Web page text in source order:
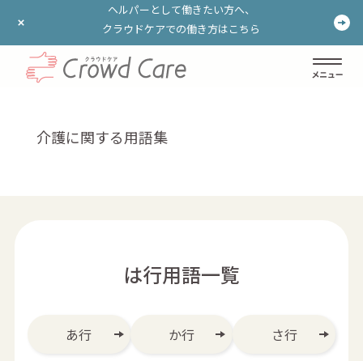
ヘルパーとして働きたい方へ、
クラウドケアでの働き方はこちら
ヘルパーとして働きたい方へ、
クラウドケアでの働き方はこちら
介護に関する用語集
は行用語一覧
あ行 か行 さ行